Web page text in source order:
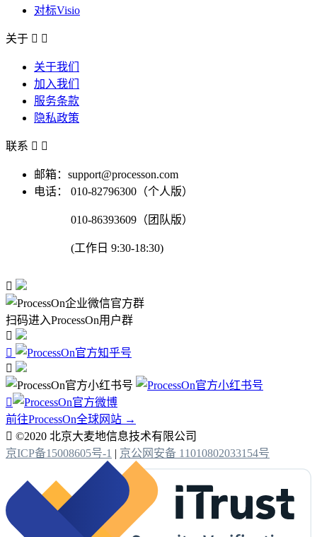
对标Visio
关于  
关于我们
加入我们
服务条款
隐私政策
联系  
邮箱：support@processon.com
电话：
010-82796300（个人版）
010-86393609（团队版）
(工作日 9:30-18:30)

扫码进入ProcessOn用户群




前往ProcessOn全球网站 →
 ©2020 北京大麦地信息技术有限公司
京ICP备15008605号-1 | 京公网安备 11010802033154号